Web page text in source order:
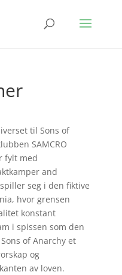
til Sons of
SAMCRO
fylt med
and
seg i den fiktive
hvor grensen
konstant
i spissen som den
of Anarchy et
og
av loven.